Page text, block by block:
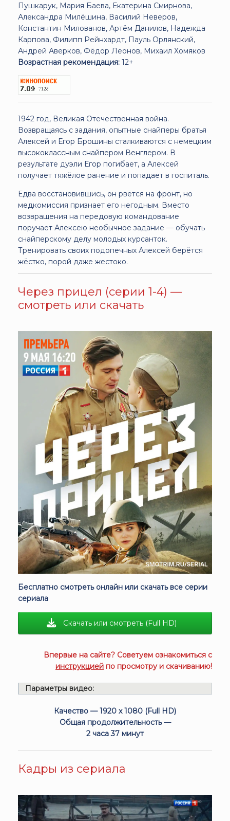
Пушкарук, Мария Баева, Екатерина Смирнова,
Александра Милёшина, Василий Неверов,
Константин Милованов, Артём Данилов, Надежда
Карпова, Филипп Рейнхардт, Пауль Орлянский,
Андрей Аверков, Фёдор Леонов, Михаил Хомяков
Возрастная рекомендация: 12+
1942 год, Великая Отечественная война.
Возвращаясь с задания, опытные снайперы братья
Алексей и Егор Брошины сталкиваются с немецким
высококлассным снайпером Венглером. В
результате дуэли Егор погибает, а Алексей
получает тяжёлое ранение и попадает в госпиталь.
Едва восстановившись, он рвётся на фронт, но
медкомиссия признает его негодным. Вместо
возвращения на передовую командование
поручает Алексею необычное задание — обучать
снайперскому делу молодых курсанток.
Тренировать своих подопечных Алексей берётся
жёстко, порой даже жестоко.
Через прицел (серии 1-4) —
смотреть или скачать
Бесплатно смотреть онлайн или скачать все серии
сериала
Скачать или смотреть (Full HD)
Впервые на сайте? Советуем ознакомиться с
инструкцией по просмотру и скачиванию!
Параметры видео:
Качество — 1920 x 1080 (Full HD)
Общая продолжительность —
2 часа 37 минут
Кадры из сериала